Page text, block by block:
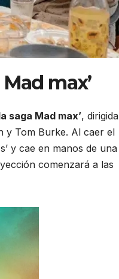
max’
saga Mad max’, dirigida
y Tom Burke. Al caer el
y cae en manos de una
comenzará a las